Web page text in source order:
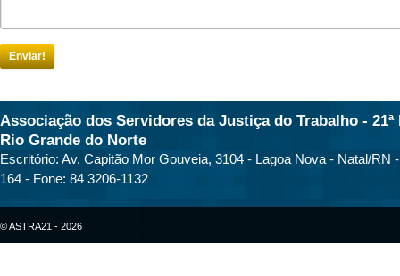
Enviar!
Associação dos Servidores da Justiça do Trabalho - 21ª
Rio Grande do Norte
Escritório: Av. Capitão Mor Gouveia, 3104 - Lagoa Nova - Natal/RN
164 - Fone: 84 3206-1132
© ASTRA21 - 2026